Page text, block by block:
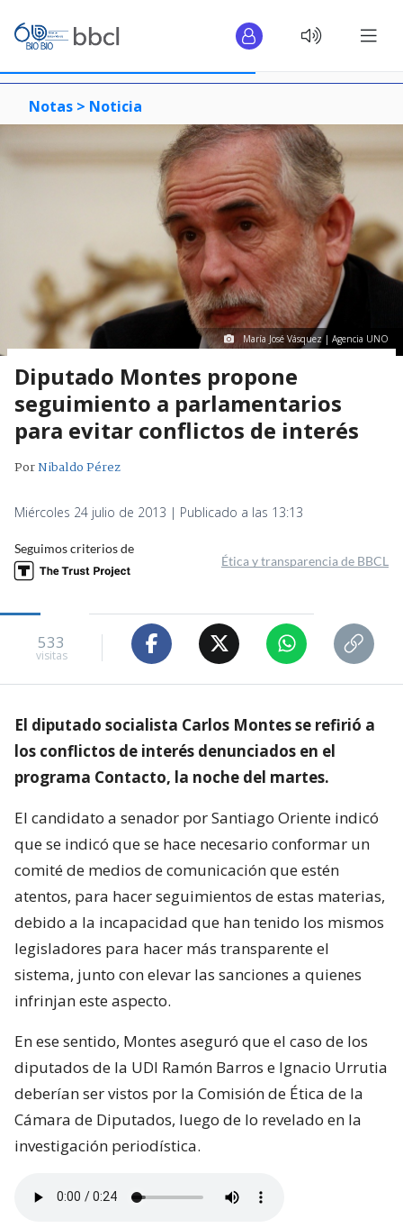
Notas > Noticia
María José Vásquez | Agencia UNO
Diputado Montes propone
seguimiento a parlamentarios
para evitar conflictos de interés
PorNibaldo Pérez
Miércoles 24 julio de 2013 | Publicado a las 13:13
Seguimos criterios de
Ética y transparencia de BBCL
533
visitas
El diputado socialista Carlos Montes se refirió a
los conflictos de interés denunciados en el
programa Contacto, la noche del martes.
El candidato a senador por Santiago Oriente indicó
que se indicó que se hace necesario conformar un
comité de medios de comunicación que estén
atentos, para hacer seguimientos de estas materias,
debido a la incapacidad que han tenido los mismos
legisladores para hacer más transparente el
sistema, junto con elevar las sanciones a quienes
infrinjan este aspecto.
En ese sentido, Montes aseguró que el caso de los
diputados de la UDI Ramón Barros e Ignacio Urrutia
deberían ser vistos por la Comisión de Ética de la
Cámara de Diputados, luego de lo revelado en la
investigación periodística.